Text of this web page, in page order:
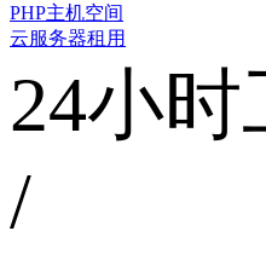
PHP主机空间
云服务器租用
24小时
/